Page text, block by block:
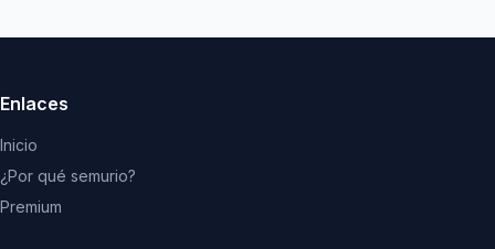
Enlaces
Inicio
¿Por qué semurio?
Premium